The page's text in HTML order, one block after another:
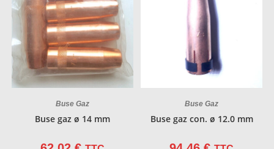
Buse Gaz
Buse gaz ø 14 mm
Buse Gaz
Buse gaz con. ø 12.0 mm